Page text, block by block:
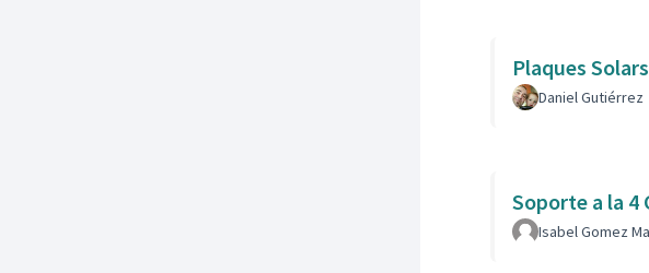
Plaques
Daniel Gutiérrez
Isabel Gomez